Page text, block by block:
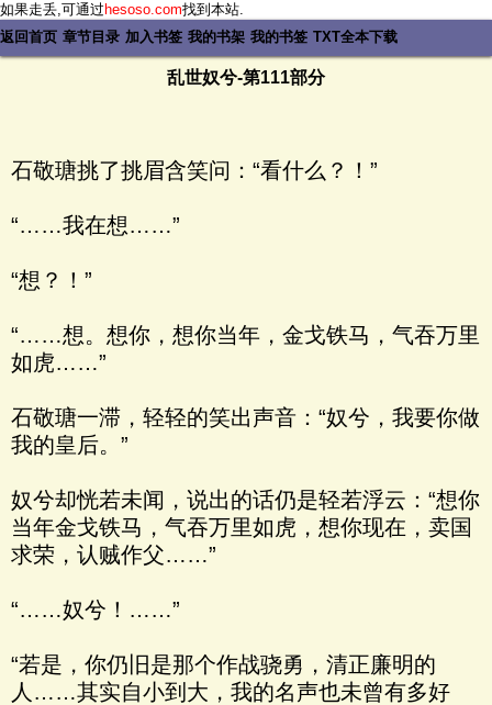
如果走丢,可通过hesoso.com找到本站.
返回首页 章节目录 加入书签 我的书架 我的书签 TXT全本下载
乱世奴兮-第111部分
石敬瑭挑了挑眉含笑问：“看什么？！”
“……我在想……”
“想？！”
“……想。想你，想你当年，金戈铁马，气吞万里
如虎……”
石敬瑭一滞，轻轻的笑出声音：“奴兮，我要你做
我的皇后。”
奴兮却恍若未闻，说出的话仍是轻若浮云：“想你
当年金戈铁马，气吞万里如虎，想你现在，卖国
求荣，认贼作父……”
“……奴兮！……”
“若是，你仍旧是那个作战骁勇，清正廉明的
人……其实自小到大，我的名声也未曾有多好